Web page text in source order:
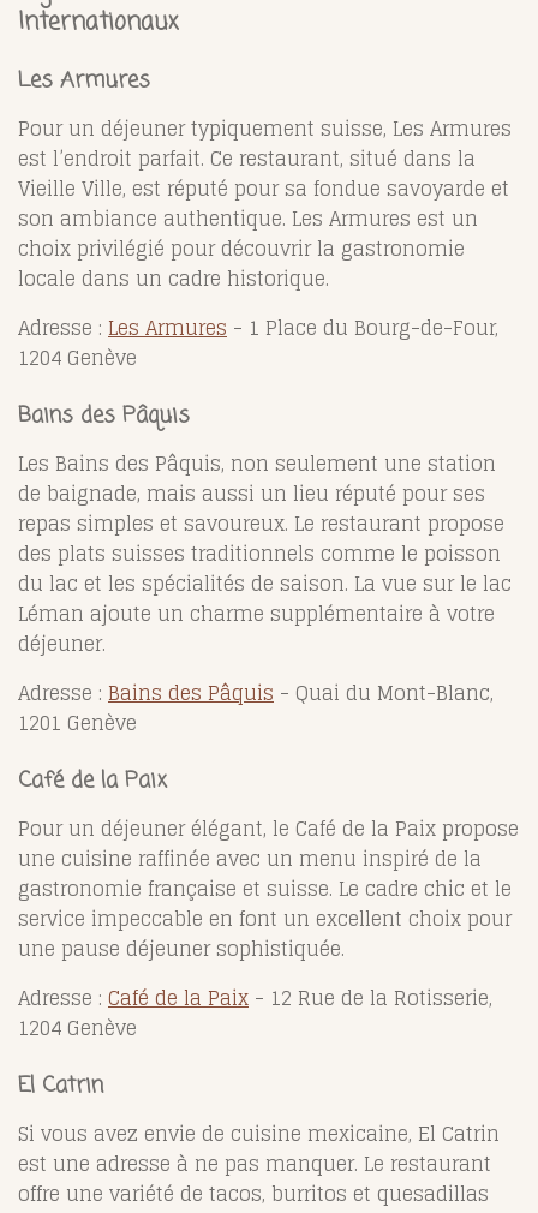
Internationaux
Les Armures
Pour un déjeuner typiquement suisse, Les Armures
est l’endroit parfait. Ce restaurant, situé dans la
Vieille Ville, est réputé pour sa fondue savoyarde et
son ambiance authentique. Les Armures est un
choix privilégié pour découvrir la gastronomie
locale dans un cadre historique.
Adresse : Les Armures - 1 Place du Bourg-de-Four,
1204 Genève
Bains des Pâquis
Les Bains des Pâquis, non seulement une station
de baignade, mais aussi un lieu réputé pour ses
repas simples et savoureux. Le restaurant propose
des plats suisses traditionnels comme le poisson
du lac et les spécialités de saison. La vue sur le lac
Léman ajoute un charme supplémentaire à votre
déjeuner.
Adresse : Bains des Pâquis - Quai du Mont-Blanc,
1201 Genève
Café de la Paix
Pour un déjeuner élégant, le Café de la Paix propose
une cuisine raffinée avec un menu inspiré de la
gastronomie française et suisse. Le cadre chic et le
service impeccable en font un excellent choix pour
une pause déjeuner sophistiquée.
Adresse : Café de la Paix - 12 Rue de la Rotisserie,
1204 Genève
El Catrin
Si vous avez envie de cuisine mexicaine, El Catrin
est une adresse à ne pas manquer. Le restaurant
offre une variété de tacos, burritos et quesadillas